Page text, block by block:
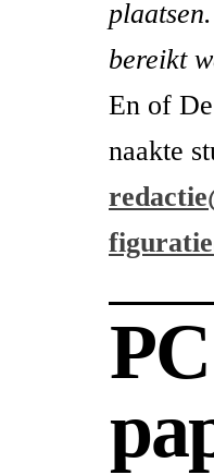
bereikt
En of
naakte